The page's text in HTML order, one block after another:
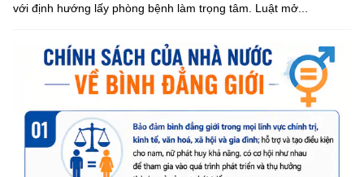
với định hướng lấy phòng bệnh làm trọng tâm. Luật mở...